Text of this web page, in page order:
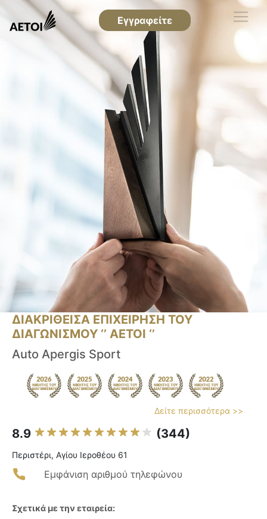
Εγγραφείτε
ΔΙΑΚΡΙΘΕΙΣΑ ΕΠΙΧΕΙΡΗΣΗ ΤΟΥ
ΔΙΑΓΩΝΙΣΜΟΥ ‘’ ΑΕΤΟΙ ‘’
Auto Apergis Sport
Δείτε περισσότερα >>
8.9 (344)
Περιστέρι, Αγίου Ιεροθέου 61
Εμφάνιση αριθμού τηλεφώνου
Σχετικά με την εταιρεία: